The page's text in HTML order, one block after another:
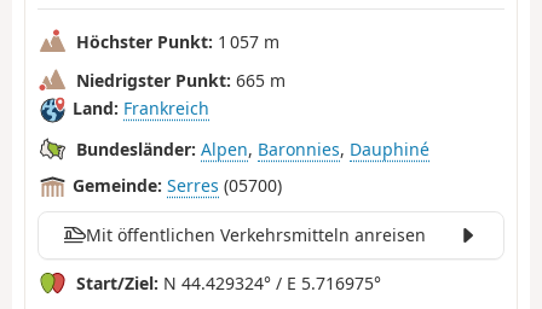
Höchster Punkt: 1 057 m
Niedrigster Punkt: 665 m
Land: Frankreich
Bundesländer: Alpen, Baronnies, Dauphiné
Gemeinde: Serres (05700)
Mit öffentlichen Verkehrsmitteln anreisen
Start/Ziel: N 44.429324° / E 5.716975°